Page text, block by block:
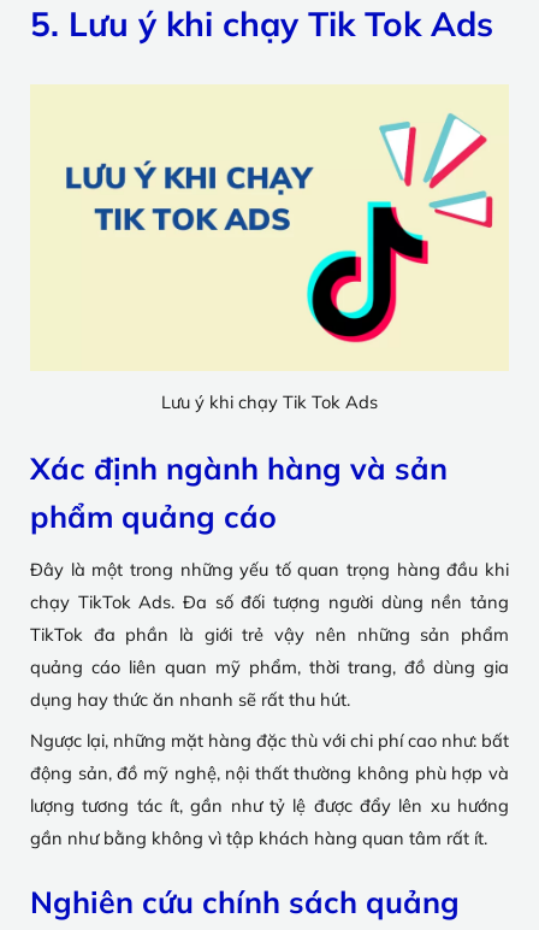
5. Lưu ý khi chạy Tik Tok Ads
Lưu ý khi chạy Tik Tok Ads
Xác định ngành hàng và sản
phẩm quảng cáo
Đây là một trong những yếu tố quan trọng hàng đầu khi
chạy TikTok Ads. Đa số đối tượng người dùng nền tảng
TikTok đa phần là giới trẻ vậy nên những sản phẩm
quảng cáo liên quan mỹ phẩm, thời trang, đồ dùng gia
dụng hay thức ăn nhanh sẽ rất thu hút.
Ngược lại, những mặt hàng đặc thù với chi phí cao như: bất
động sản, đồ mỹ nghệ, nội thất thường không phù hợp và
lượng tương tác ít, gần như tỷ lệ được đẩy lên xu hướng
gần như bằng không vì tập khách hàng quan tâm rất ít.
Nghiên cứu chính sách quảng